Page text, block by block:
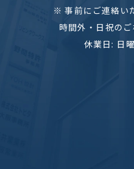
※ 事前にご連絡い
時間外・日祝の
休業日: 日